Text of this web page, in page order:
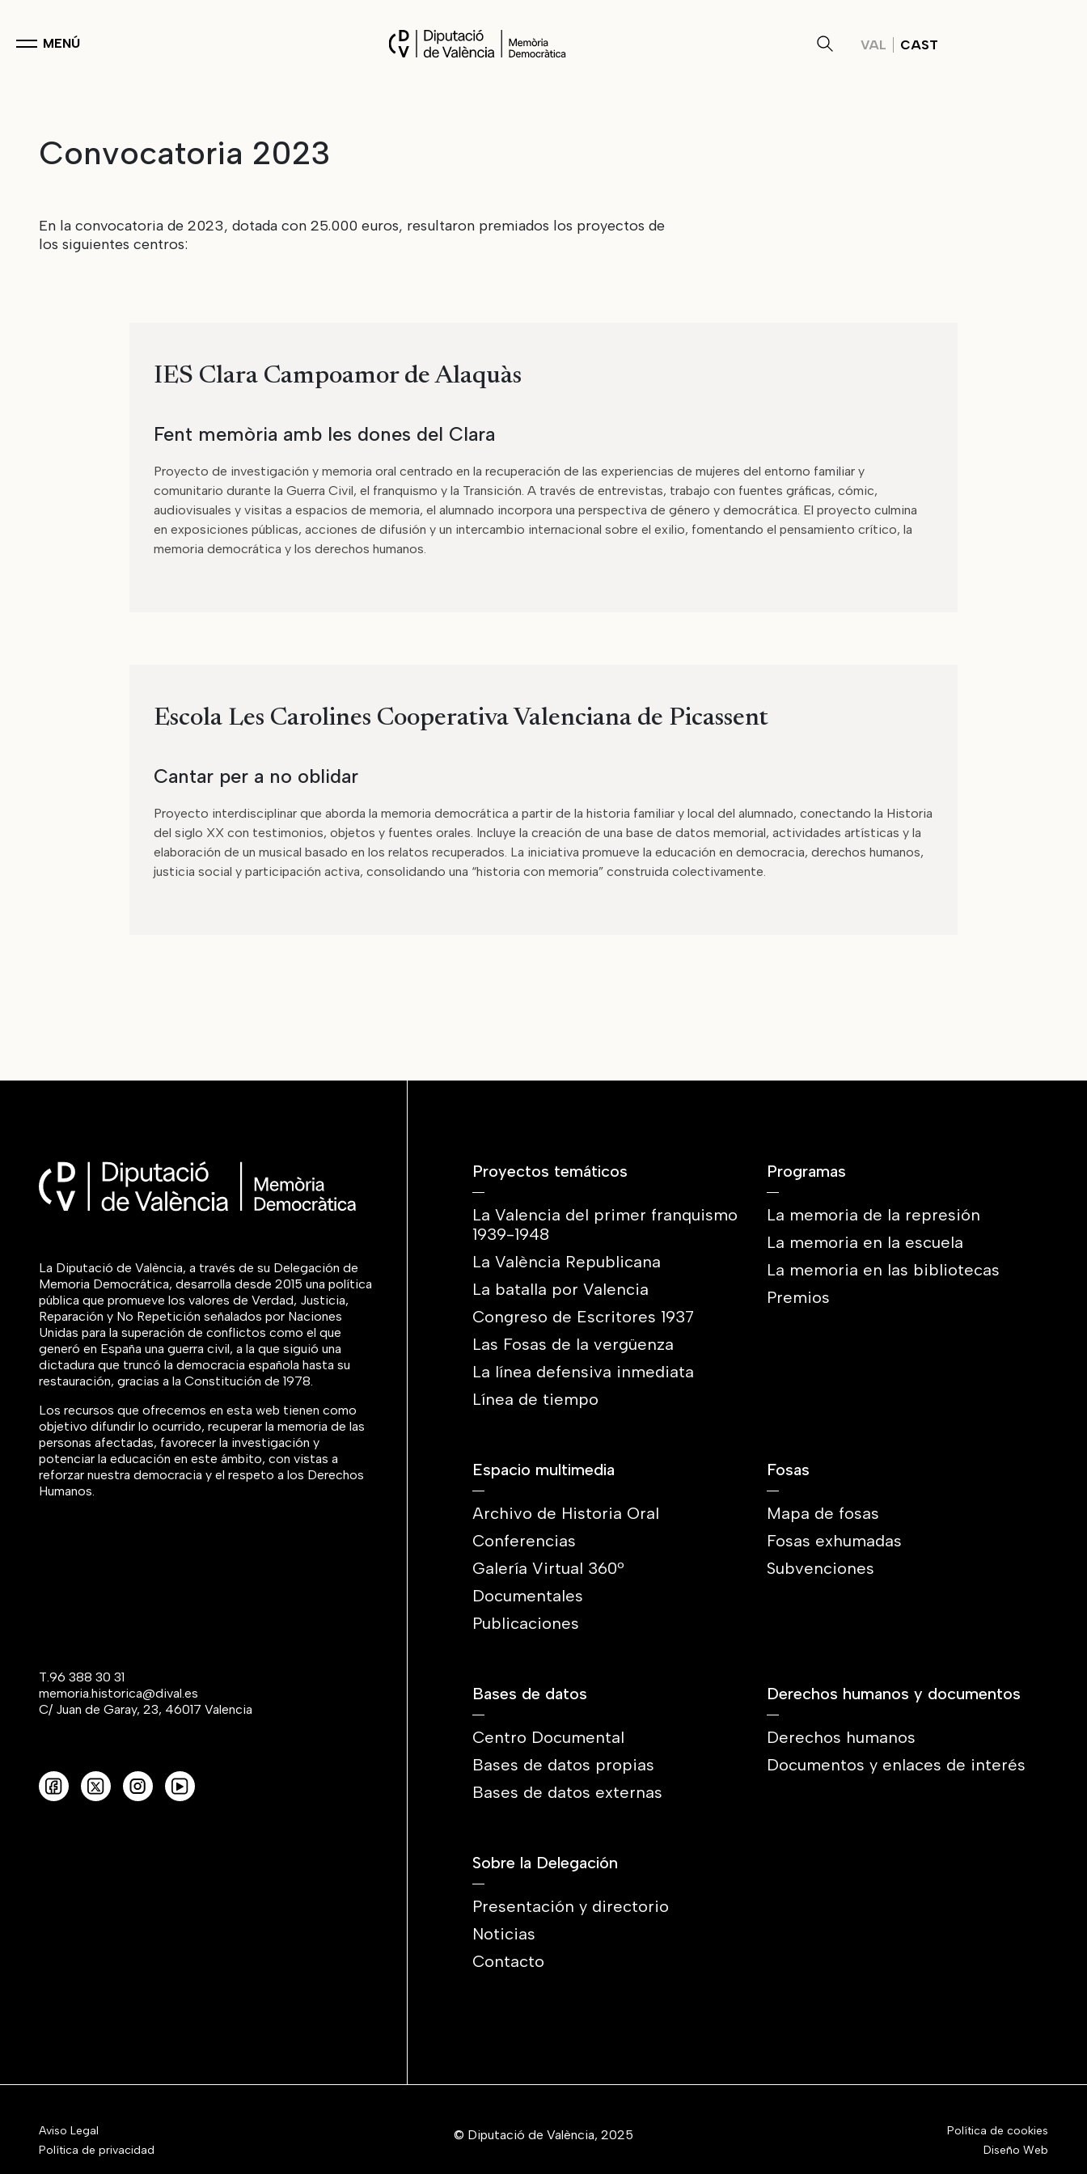
MENÚ VAL CAST
Convocatoria 2023
En la convocatoria de 2023, dotada con 25.000 euros, resultaron premiados los proyectos de
los siguientes centros:
IES Clara Campoamor de Alaquàs
Fent memòria amb les dones del Clara
Proyecto de investigación y memoria oral centrado en la recuperación de las experiencias de mujeres del entorno familiar y
comunitario durante la Guerra Civil, el franquismo y la Transición. A través de entrevistas, trabajo con fuentes gráficas, cómic,
audiovisuales y visitas a espacios de memoria, el alumnado incorpora una perspectiva de género y democrática. El proyecto culmina
en exposiciones públicas, acciones de difusión y un intercambio internacional sobre el exilio, fomentando el pensamiento crítico, la
memoria democrática y los derechos humanos.
Escola Les Carolines Cooperativa Valenciana de Picassent
Cantar per a no oblidar
Proyecto interdisciplinar que aborda la memoria democrática a partir de la historia familiar y local del alumnado, conectando la Historia
del siglo XX con testimonios, objetos y fuentes orales. Incluye la creación de una base de datos memorial, actividades artísticas y la
elaboración de un musical basado en los relatos recuperados. La iniciativa promueve la educación en democracia, derechos humanos,
justicia social y participación activa, consolidando una “historia con memoria” construida colectivamente.
La Diputació de València, a través de su Delegación de
Memoria Democrática, desarrolla desde 2015 una política
pública que promueve los valores de Verdad, Justicia,
Reparación y No Repetición señalados por Naciones
Unidas para la superación de conflictos como el que
generó en España una guerra civil, a la que siguió una
dictadura que truncó la democracia española hasta su
restauración, gracias a la Constitución de 1978.
Los recursos que ofrecemos en esta web tienen como
objetivo difundir lo ocurrido, recuperar la memoria de las
personas afectadas, favorecer la investigación y
potenciar la educación en este ámbito, con vistas a
reforzar nuestra democracia y el respeto a los Derechos
Humanos.
T.96 388 30 31
memoria.historica@dival.es
C/ Juan de Garay, 23, 46017 Valencia
Proyectos temáticos
La Valencia del primer franquismo
1939-1948
La València Republicana
La batalla por Valencia
Congreso de Escritores 1937
Las Fosas de la vergüenza
La línea defensiva inmediata
Línea de tiempo
Programas
La memoria de la represión
La memoria en la escuela
La memoria en las bibliotecas
Premios
Espacio multimedia
Archivo de Historia Oral
Conferencias
Galería Virtual 360º
Documentales
Publicaciones
Fosas
Mapa de fosas
Fosas exhumadas
Subvenciones
Bases de datos
Centro Documental
Bases de datos propias
Bases de datos externas
Derechos humanos y documentos
Derechos humanos
Documentos y enlaces de interés
Sobre la Delegación
Presentación y directorio
Noticias
Contacto
Aviso Legal
Política de privacidad
© Diputació de València, 2025
Política de cookies
Diseño Web